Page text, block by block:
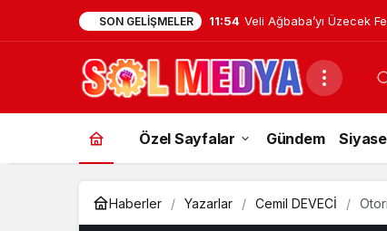
SON GELIŞMELER 11:54 Veli Ağbaba’yı Üzecek
Özel Sayfalar Gündem
Haberler Yazarlar Cemil DEVECİ